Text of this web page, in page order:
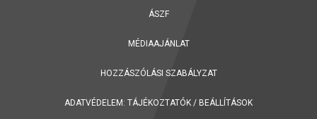
ÁSZF
MÉDIAAJÁNLAT
HOZZÁSZÓLÁSI SZABÁLYZAT
ADATVÉDELEM: TÁJÉKOZTATÓK / BEÁLLÍTÁSOK